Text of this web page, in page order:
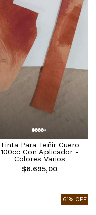
Tinta Para Teñir Cuero
100cc Con Aplicador -
Colores Varios
$6.695,00
61% OFF